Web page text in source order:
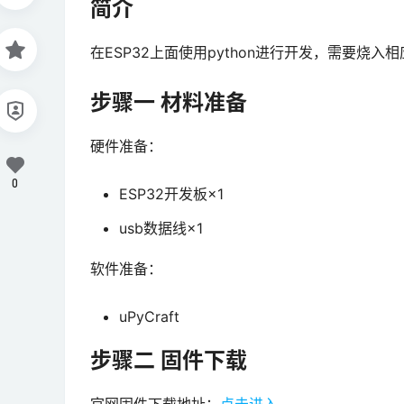
简介
在ESP32上面使用python进行开发，需要烧入相
步骤一 材料准备
硬件准备：
ESP32开发板×1
usb数据线×1
软件准备：
uPyCraft
步骤二 固件下载
0